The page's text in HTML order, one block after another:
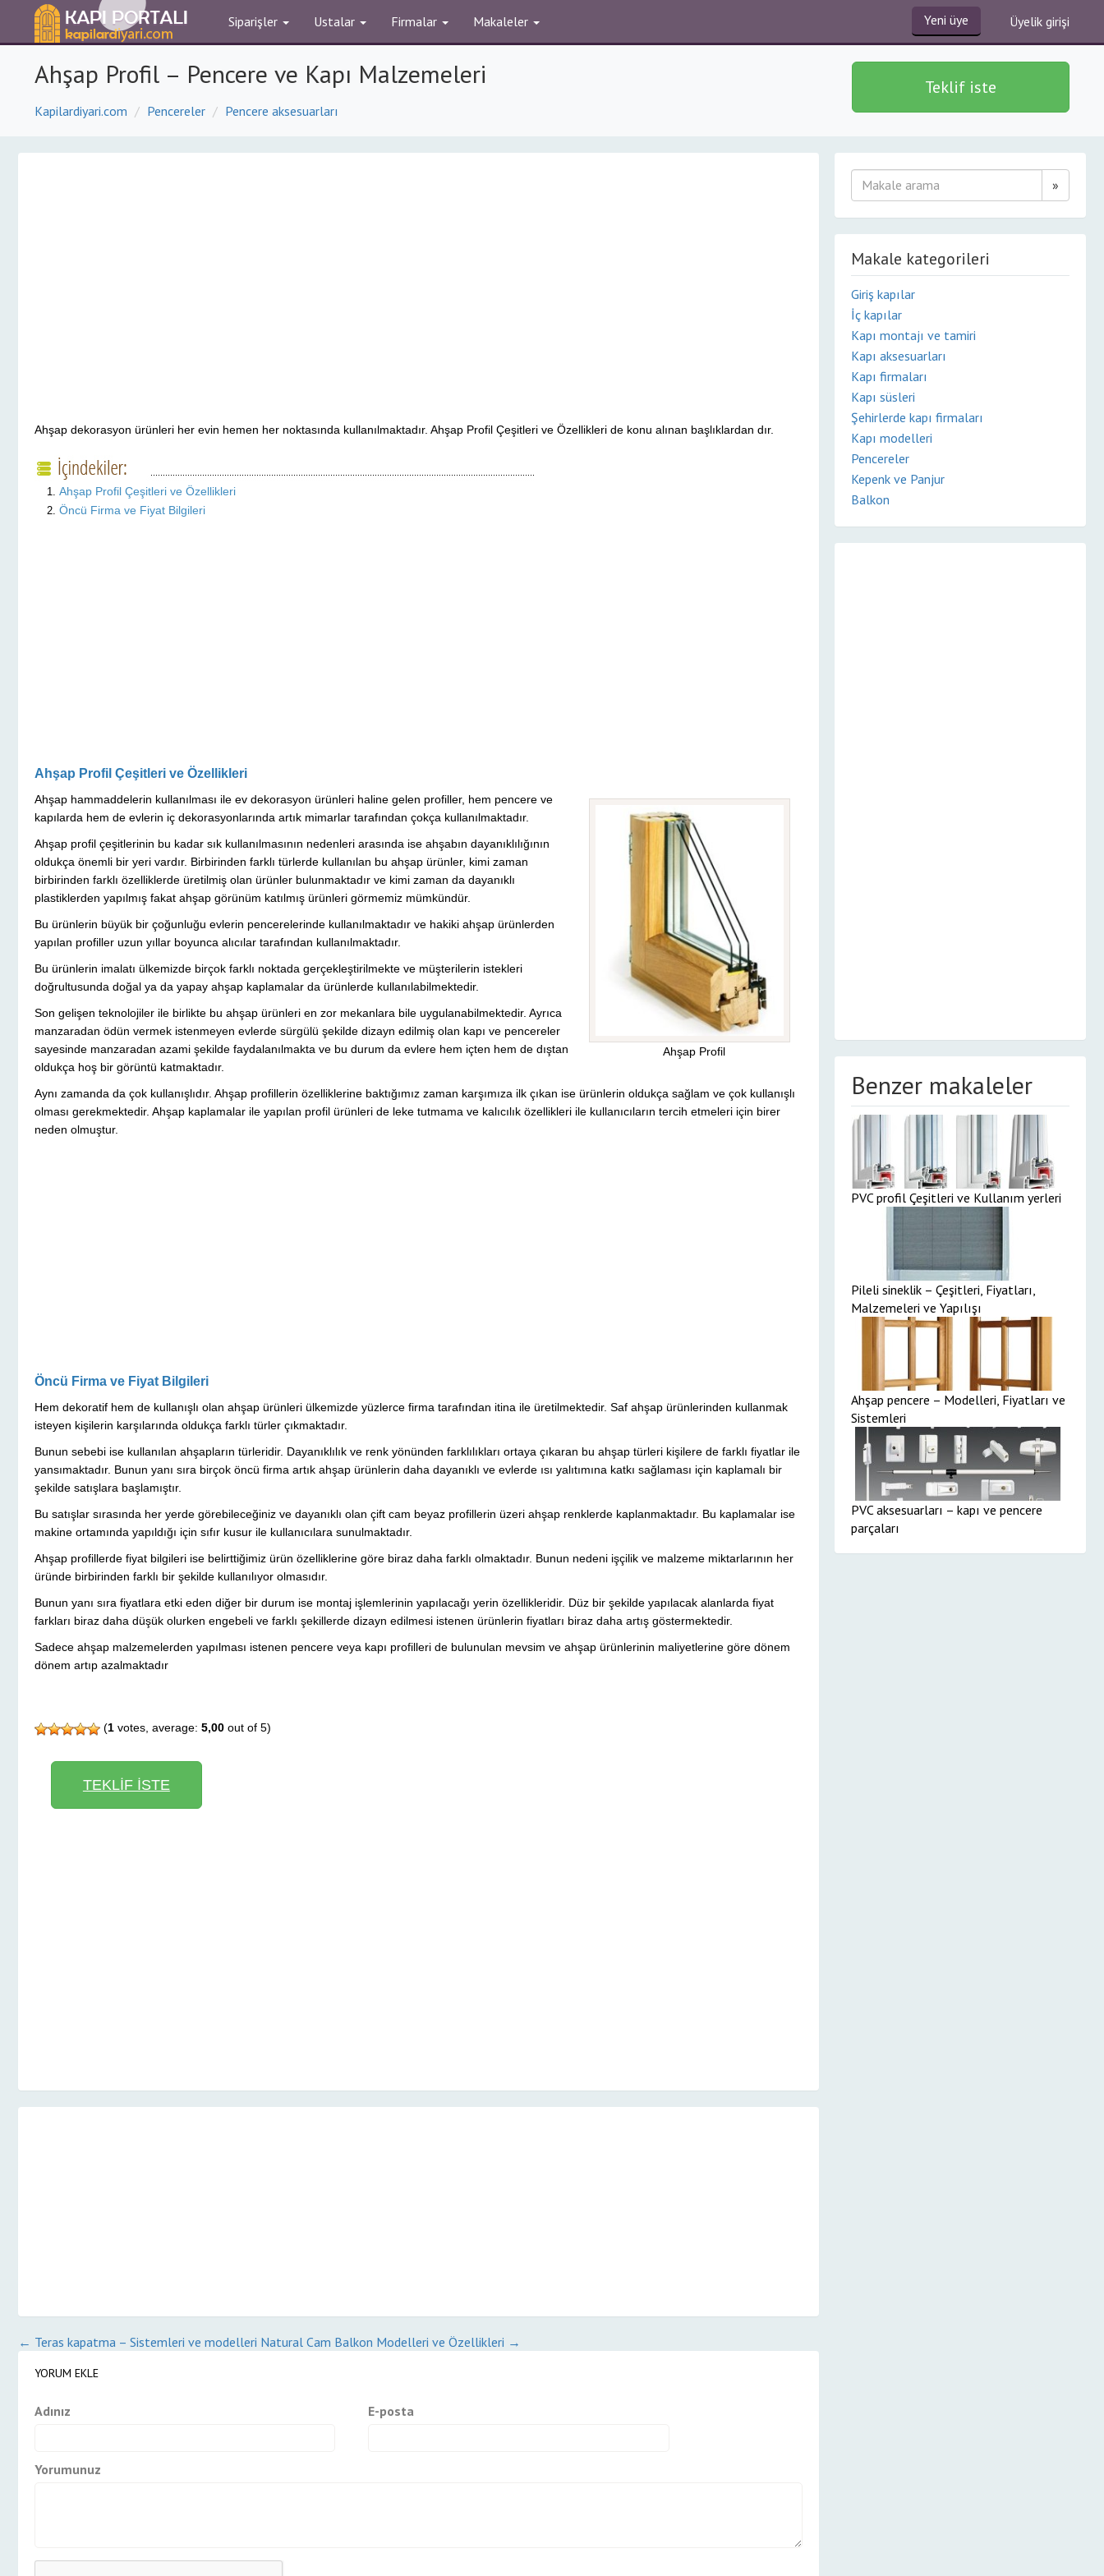
Siparişler Ustalar Firmalar Makaleler Yeni üye Üyelik girişi
Ahşap Profil – Pencere ve Kapı Malzemeleri
Kapilardiyari.com Pencereler Pencere aksesuarları
Teklif iste
Ahşap dekorasyon ürünleri her evin hemen her noktasında kullanılmaktadır. Ahşap Profil Çeşitleri ve Özellikleri de konu alınan başlıklardan dır.
Ahşap Profil Çeşitleri ve Özellikleri
Öncü Firma ve Fiyat Bilgileri
Ahşap Profil Çeşitleri ve Özellikleri
Ahşap Profil
Ahşap hammaddelerin kullanılması ile ev dekorasyon ürünleri haline gelen profiller, hem pencere ve
kapılarda hem de evlerin iç dekorasyonlarında artık mimarlar tarafından çokça kullanılmaktadır.
Ahşap profil çeşitlerinin bu kadar sık kullanılmasının nedenleri arasında ise ahşabın dayanıklılığının
oldukça önemli bir yeri vardır. Birbirinden farklı türlerde kullanılan bu ahşap ürünler, kimi zaman
birbirinden farklı özelliklerde üretilmiş olan ürünler bulunmaktadır ve kimi zaman da dayanıklı
plastiklerden yapılmış fakat ahşap görünüm katılmış ürünleri görmemiz mümkündür.
Bu ürünlerin büyük bir çoğunluğu evlerin pencerelerinde kullanılmaktadır ve hakiki ahşap ürünlerden
yapılan profiller uzun yıllar boyunca alıcılar tarafından kullanılmaktadır.
Bu ürünlerin imalatı ülkemizde birçok farklı noktada gerçekleştirilmekte ve müşterilerin istekleri
doğrultusunda doğal ya da yapay ahşap kaplamalar da ürünlerde kullanılabilmektedir.
Son gelişen teknolojiler ile birlikte bu ahşap ürünleri en zor mekanlara bile uygulanabilmektedir. Ayrıca
manzaradan ödün vermek istenmeyen evlerde sürgülü şekilde dizayn edilmiş olan kapı ve pencereler
sayesinde manzaradan azami şekilde faydalanılmakta ve bu durum da evlere hem içten hem de dıştan
oldukça hoş bir görüntü katmaktadır.
Aynı zamanda da çok kullanışlıdır. Ahşap profillerin özelliklerine baktığımız zaman karşımıza ilk çıkan ise ürünlerin oldukça sağlam ve çok kullanışlı
olması gerekmektedir. Ahşap kaplamalar ile yapılan profil ürünleri de leke tutmama ve kalıcılık özellikleri ile kullanıcıların tercih etmeleri için birer
neden olmuştur.
Öncü Firma ve Fiyat Bilgileri
Hem dekoratif hem de kullanışlı olan ahşap ürünleri ülkemizde yüzlerce firma tarafından itina ile üretilmektedir. Saf ahşap ürünlerinden kullanmak
isteyen kişilerin karşılarında oldukça farklı türler çıkmaktadır.
Bunun sebebi ise kullanılan ahşapların türleridir. Dayanıklılık ve renk yönünden farklılıkları ortaya çıkaran bu ahşap türleri kişilere de farklı fiyatlar ile
yansımaktadır. Bunun yanı sıra birçok öncü firma artık ahşap ürünlerin daha dayanıklı ve evlerde ısı yalıtımına katkı sağlaması için kaplamalı bir
şekilde satışlara başlamıştır.
Bu satışlar sırasında her yerde görebileceğiniz ve dayanıklı olan çift cam beyaz profillerin üzeri ahşap renklerde kaplanmaktadır. Bu kaplamalar ise
makine ortamında yapıldığı için sıfır kusur ile kullanıcılara sunulmaktadır.
Ahşap profillerde fiyat bilgileri ise belirttiğimiz ürün özelliklerine göre biraz daha farklı olmaktadır. Bunun nedeni işçilik ve malzeme miktarlarının her
üründe birbirinden farklı bir şekilde kullanılıyor olmasıdır.
Bunun yanı sıra fiyatlara etki eden diğer bir durum ise montaj işlemlerinin yapılacağı yerin özellikleridir. Düz bir şekilde yapılacak alanlarda fiyat
farkları biraz daha düşük olurken engebeli ve farklı şekillerde dizayn edilmesi istenen ürünlerin fiyatları biraz daha artış göstermektedir.
Sadece ahşap malzemelerden yapılması istenen pencere veya kapı profilleri de bulunulan mevsim ve ahşap ürünlerinin maliyetlerine göre dönem
dönem artıp azalmaktadır
(1 votes, average: 5,00 out of 5)
TEKLİF İSTE
← Teras kapatma – Sistemleri ve modelleri Natural Cam Balkon Modelleri ve Özellikleri →
YORUM EKLE
Adınız E-posta
Yorumunuz
»
Makale kategorileri
Giriş kapılar
İç kapılar
Kapı montajı ve tamiri
Kapı aksesuarları
Kapı firmaları
Kapı süsleri
Şehirlerde kapı firmaları
Kapı modelleri
Pencereler
Kepenk ve Panjur
Balkon
Benzer makaleler
PVC profil Çeşitleri ve Kullanım yerleri
Pileli sineklik – Çeşitleri, Fiyatları,
Malzemeleri ve Yapılışı
Ahşap pencere – Modelleri, Fiyatları ve
Sistemleri
PVC aksesuarları – kapı ve pencere
parçaları